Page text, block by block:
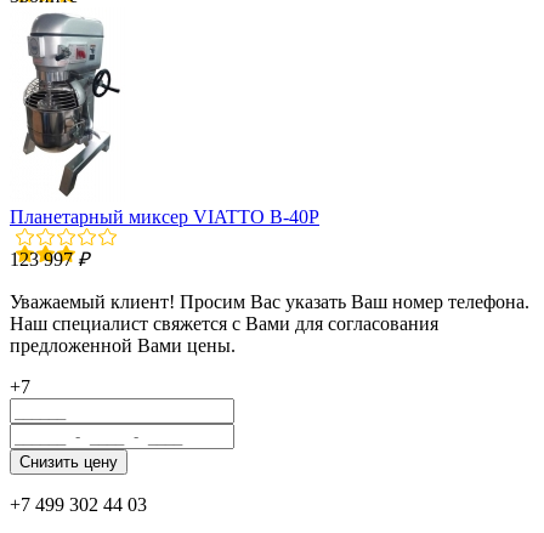
Планетарный миксер VIATTO B-40P
123 997₽
Уважаемый клиент! Просим Вас указать Ваш номер телефона.
Наш специалист свяжется с Вами для согласования
предложенной Вами цены.
+7
+7 499 302 44 03